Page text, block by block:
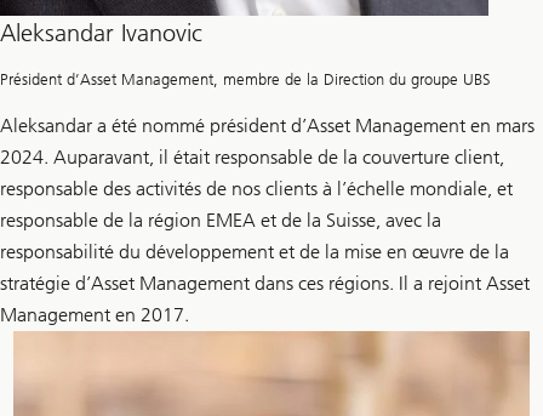
Aleksandar Ivanovic
Président d’Asset Management, membre de la Direction du groupe UBS
Aleksandar a été nommé président d’Asset Management en mars
2024. Auparavant, il était responsable de la couverture client,
responsable des activités de nos clients à l’échelle mondiale, et
responsable de la région EMEA et de la Suisse, avec la
responsabilité du développement et de la mise en œuvre de la
stratégie d’Asset Management dans ces régions. Il a rejoint Asset
Management en 2017.